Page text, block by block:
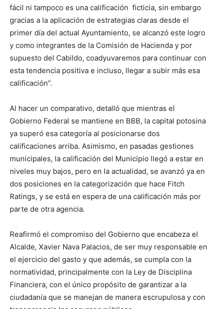
fácil ni tampoco es una calificación ficticia, sin embargo
gracias a la aplicación de estrategias claras desde el
primer día del actual Ayuntamiento, se alcanzó este logro
y como integrantes de la Comisión de Hacienda y por
supuesto del Cabildo, coadyuvaremos para continuar con
esta tendencia positiva e incluso, llegar a subir más esa
calificación”.
Al hacer un comparativo, detalló que mientras el
Gobierno Federal se mantiene en BBB, la capital potosina
ya superó esa categoría al posicionarse dos
calificaciones arriba. Asimismo, en pasadas gestiones
municipales, la calificación del Municipio llegó a estar en
niveles muy bajos, pero en la actualidad, se avanzó ya en
dos posiciones en la categorización que hace Fitch
Ratings, y se está en espera de una calificación más por
parte de otra agencia.
Reafirmó el compromiso del Gobierno que encabeza el
Alcalde, Xavier Nava Palacios, de ser muy responsable en
el ejercicio del gasto y que además, se cumpla con la
normatividad, principalmente con la Ley de Disciplina
Financiera, con el único propósito de garantizar a la
ciudadanía que se manejan de manera escrupulosa y con